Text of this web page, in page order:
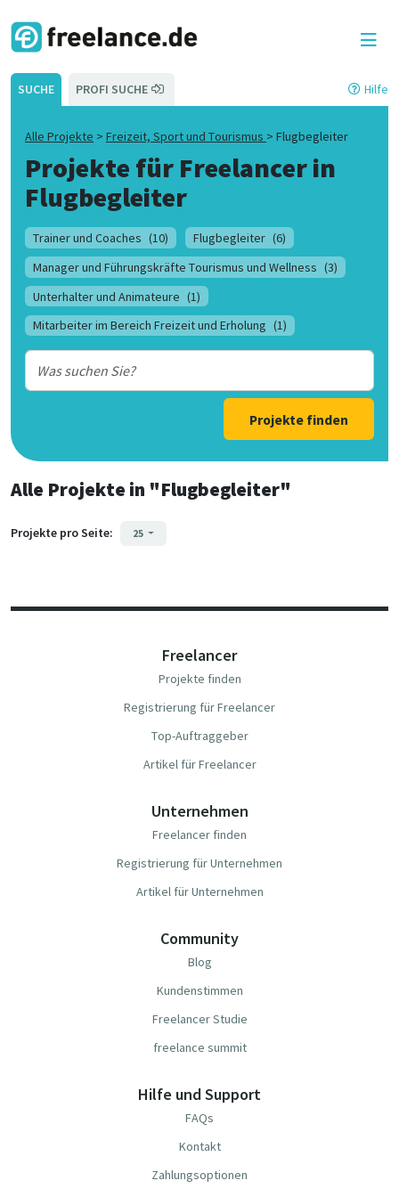
SUCHE PROFI SUCHE Hilfe
Alle Projekte > Freizeit, Sport und Tourismus > Flugbegleiter
Projekte für Freelancer in
Flugbegleiter
Trainer und Coaches (10) Flugbegleiter (6)
Manager und Führungskräfte Tourismus und Wellness (3)
Unterhalter und Animateure (1)
Mitarbeiter im Bereich Freizeit und Erholung (1)
Projekte finden
Alle Projekte in "Flugbegleiter"
Projekte pro Seite: 25
Freelancer
Projekte finden
Registrierung für Freelancer
Top-Auftraggeber
Artikel für Freelancer
Unternehmen
Freelancer finden
Registrierung für Unternehmen
Artikel für Unternehmen
Community
Blog
Kundenstimmen
Freelancer Studie
freelance summit
Hilfe und Support
FAQs
Kontakt
Zahlungsoptionen